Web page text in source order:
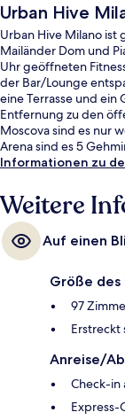
Urban Hive
Urban Hive Milano ist
Mailänder Dom und
Uhr geöffneten
der Bar/Lounge
eine Terrasse und ein
Entfernung zu den
Moscova sind es nur
Arena sind es 5
Informationen zu
Weitere
Auf einen
Größe des
97
Erstreckt
Anreise/
Check-in